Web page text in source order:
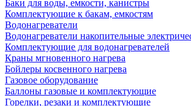
Баки для воды, емкости, канистры
Комплектующие к бакам, емкостям
Водонагреватели
Водонагреватели накопительные
Комплектующие для водонагревателей
Краны мгновенного нагрева
Бойлеры косвенного нагрева
Газовое оборудование
Баллоны газовые и комплектующие
Горелки, резаки и комплектующие